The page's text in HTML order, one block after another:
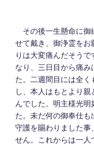
その後一生懸命に御
せて戴き、御浄霊を
りは大変痛んだそうで
なり、三日目から痛み
た。二週間目には全
し、本人はもとより
んでした。明主様光明
た。未だ何の御奉仕
守護を賜わりました事
せん。これからは一人